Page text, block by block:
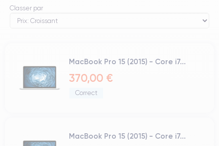
Classer par
MacBook Pro 15 (2015) - Core i7...
370,00 €
Correct
MacBook Pro 15 (2015) - Core i7...